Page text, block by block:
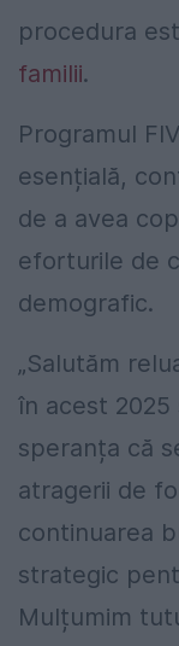
procedura
familii.
Programul
esențială,
de a avea
eforturile de
demografic.
„Salutăm
în acest
speranța că
atragerii de
continuarea
strategic
Mulțumim